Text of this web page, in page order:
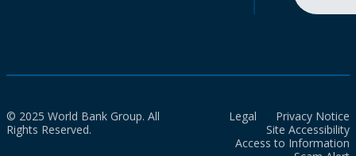
© 2025 World Bank Group. All
Rights Reserved.
Legal
Privacy Notice
Site Accessibility
Access to Information